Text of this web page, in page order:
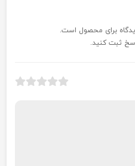
برای محصول است.
ثبت کنید.